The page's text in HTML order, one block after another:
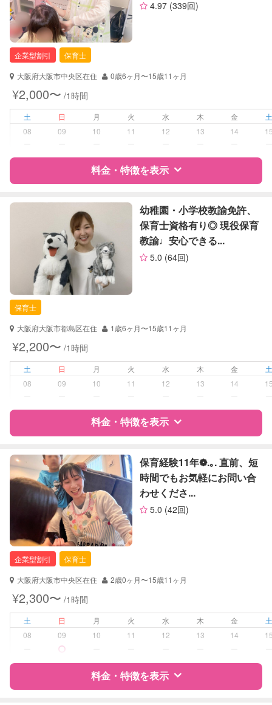
定期予約 可能
お子様の撮影
（定期特典）
資格
自治体届出済ベビーシッター
保育士
幼稚園教諭
対応可能/特徴
送迎サポート
病児対応 病児、病後児、ともに不可
障がい児対応 対応可否は個別に相談
レッスン
スポーツレッスン
絵・工作レッスン
定期予約
お子様の撮影
（定期特典）
対応不可
4.97 (339回)
企業型割引
保育士
大阪府大阪市中央区在住
0歳6ヶ月〜15歳11ヶ月
¥2,000〜 /1時間
土 日 月 火 水 木 金
08
09 10 11 12 13 14
料金・特徴を表示
特徴 料金 レビュー
サポートの特徴
企業型割引対象(旧内閣府補助対象)
自治体届出済ベビーシッター
保育士
夜間対応
対応可否は個別に相談
レッスン なし
定期予約 お引き受けしていません
お子様の撮影
（定期特典）
対応不可
幼稚園・小学校教諭免許、
保育士資格有り◎ 現役保育
教諭♩安心できる...
5.0 (64回)
保育士
大阪府大阪市都島区在住
1歳6ヶ月〜15歳11ヶ月
¥2,200〜 /1時間
土 日 月 火 水 木 金
08
09 10 11 12 13 14
料金・特徴を表示
特徴 料金 レビュー
サポートの特徴
自治体届出済ベビーシッター
保育士
幼稚園教諭
対応可能/特徴
送迎サポート
病児対応 病児、病後児、ともに不可
障がい児対応 対応可否は個別に相談
レッスン
音楽レッスン
保育経験11年❁.｡. 直前、短
時間でもお気軽にお問い合
わせくださ...
5.0 (42回)
企業型割引
保育士
大阪府大阪市中央区在住
2歳0ヶ月〜15歳11ヶ月
¥2,300〜 /1時間
土 日 月 火 水 木 金
08
09 10 11 12 13 14
料金・特徴を表示